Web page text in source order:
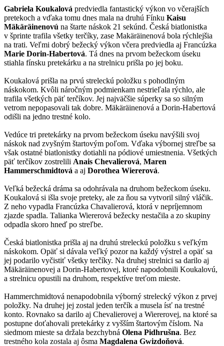
Gabriela Koukalová predviedla fantastický výkon vo včerajších
pretekoch a vďaka tomu dnes mala na druhú Fínku Kaisu
Mäkäräinenovú na štarte náskok 21 sekúnd. Česká biatlonistka
v šprinte trafila všetky terčíky, zase Makäräinenová bola rýchlejšia
na trati. Veľmi dobrý bežecký výkon včera predviedla aj Francúzka
Marie Dorin-Habertová. Tá dnes na prvom bežeckom úseku
stiahla fínsku pretekárku a na strelnicu prišla po jej boku.
Koukalová prišla na prvú streleckú položku s pohodlným
náskokom. Kvôli náročným podmienkam nestrieľala rýchlo, ale
trafila všetkých päť terčíkov. Jej najväčšie súperky sa so silným
vetrom nepopasovali tak dobre. Mäkäräinenová a Dorin-Habertová
odišli na jedno trestné kolo.
Vedúce tri pretekárky na prvom bežeckom úseku navýšili svoj
náskok nad zvyšným štartovým poľom. Vďaka výbornej streľbe sa
však ostatné biatlonistky dotiahli na pódiové umiestnenia. Všetkých
päť terčíkov zostrelili Anais Chevalierová, Maren
Hammerschmidtová a aj Dorothea Wiererová.
Veľká bežecká dráma sa odohrávala na druhom bežeckom úseku.
Koukalová si išla svoje preteky, ale za ňou sa vytvoril silný vláčik.
Z neho vypadla Francúzka Chavalierová, ktorá v nepríjemnom
zjazde spadla. Talianka Wiererová bežecky nestačila a zo skupiny
odpadla skoro hneď po streľbe.
Česká biatlonistka prišla aj na druhú streleckú položku s veľkým
náskokom. Opäť si dávala veľký pozor na každý výstrel a opäť sa
jej podarilo vyčistiť všetky terčíky. Na druhej strelnici sa darilo aj
Mäkäräinenovej a Dorin-Habertovej, ktoré napodobnili Koukalovú,
a strelnicu opustili na druhom, respektíve treťom mieste.
Hammerchmidtová nenapodobnila výborný strelecký výkon z prvej
položky. Na druhej jej zostal jeden terčík a musela ísť na trestné
konto. Rovnako sa darilo aj Chevalierovej a Wiererovej, na ktoré sa
postupne doťahovali pretekárky z vyšším štartovým číslom. Na
siedmom mieste sa držala bezchybná Olena Pidhrušna. Bez
trestného kola zostala aj ôsma Magdalena Gwizdoňová.